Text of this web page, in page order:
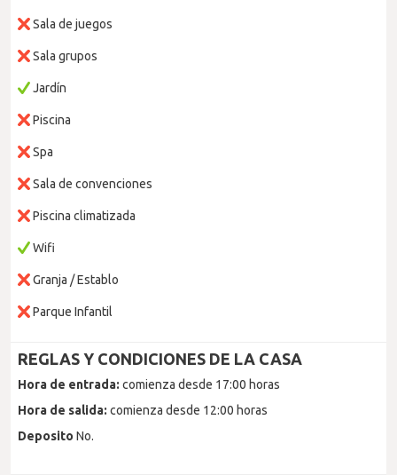
Sala de juegos
Sala grupos
Jardín
Piscina
Spa
Sala de convenciones
Piscina climatizada
Wifi
Granja / Establo
Parque Infantil
REGLAS Y CONDICIONES DE LA CASA
Hora de entrada: comienza desde 17:00 horas
Hora de salida: comienza desde 12:00 horas
Deposito No.